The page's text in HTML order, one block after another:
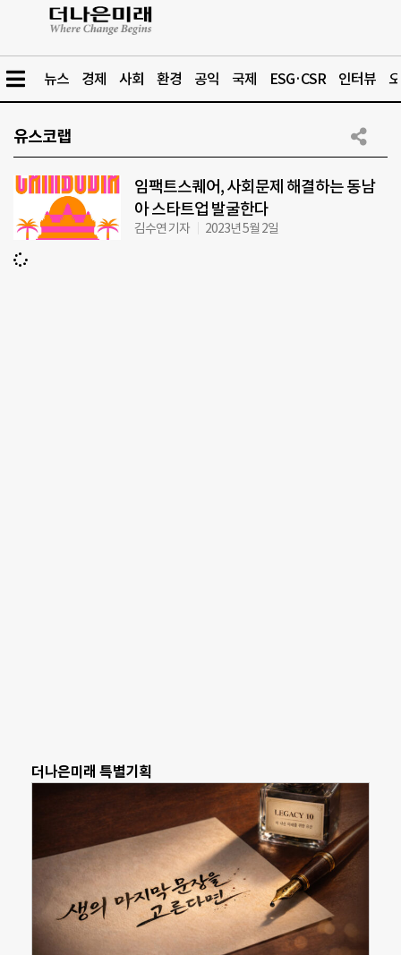
뉴스 경제 사회 환경 공익 국제 ESG·CSR 인터뷰
유스코랩
임팩트스퀘어, 사회문제 해결하는 동남
아 스타트업 발굴한다
김수연 기자 2023년 5월 2일
더나은미래 특별기획